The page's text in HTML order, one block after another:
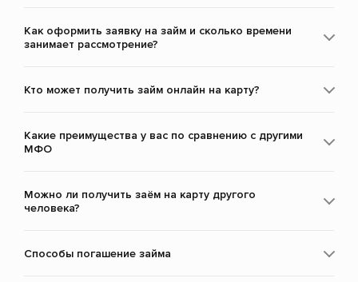
Как оформить заявку на займ и сколько времени
занимает рассмотрение?
Кто может получить займ онлайн на карту?
Какие преимущества у вас по сравнению с другими
МФО
Можно ли получить заём на карту другого
человека?
Способы погашение займа